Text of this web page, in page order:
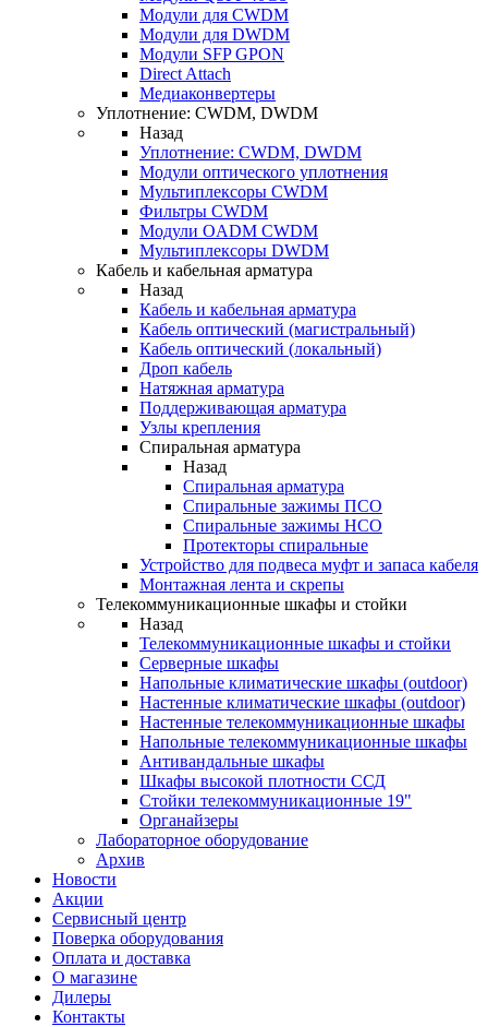
Модули для CWDM
Модули для DWDM
Модули SFP GPON
Direct Attach
Медиаконвертеры
Уплотнение: CWDM, DWDM
Назад
Уплотнение: CWDM, DWDM
Модули оптического уплотнения
Мультиплексоры CWDM
Фильтры CWDM
Модули OADM CWDM
Мультиплексоры DWDM
Кабель и кабельная арматура
Назад
Кабель и кабельная арматура
Кабель оптический (магистральный)
Кабель оптический (локальный)
Дроп кабель
Натяжная арматура
Поддерживающая арматура
Узлы крепления
Спиральная арматура
Назад
Спиральная арматура
Спиральные зажимы ПСО
Спиральные зажимы НСО
Протекторы спиральные
Устройство для подвеса муфт и запаса кабеля
Монтажная лента и скрепы
Телекоммуникационные шкафы и стойки
Назад
Телекоммуникационные шкафы и стойки
Серверные шкафы
Напольные климатические шкафы (outdoor)
Настенные климатические шкафы (outdoor)
Настенные телекоммуникационные шкафы
Напольные телекоммуникационные шкафы
Антивандальные шкафы
Шкафы высокой плотности ССД
Стойки телекоммуникационные 19"
Органайзеры
Лабораторное оборудование
Архив
Новости
Акции
Сервисный центр
Поверка оборудования
Оплата и доставка
О магазине
Дилеры
Контакты